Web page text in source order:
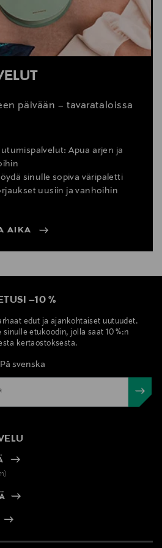
päivään – tavarataloissa
Apua arjen ja
sinulle sopiva väripaletti
uusiin ja vanhoihin
AIKA
–10 %
edut ja ajankohtaiset uutuudet.
etukoodin, jolla saat 10 %:n
kertaostoksesta.
På svenska